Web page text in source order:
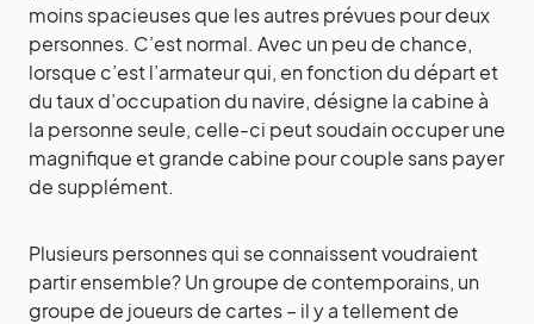
moins spacieuses que les autres prévues pour deux
personnes. C’est normal. Avec un peu de chance,
lorsque c’est l’armateur qui, en fonction du départ et
du taux d’occupation du navire, désigne la cabine à
la personne seule, celle-ci peut soudain occuper une
magnifique et grande cabine pour couple sans payer
de supplément.
Plusieurs personnes qui se connaissent voudraient
partir ensemble? Un groupe de contemporains, un
groupe de joueurs de cartes – il y a tellement de